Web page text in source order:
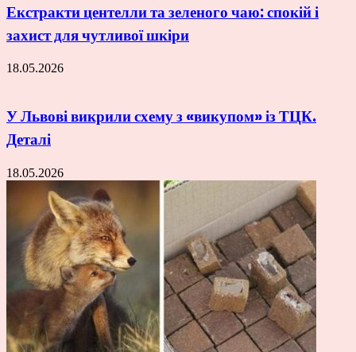
Екстракти центелли та зеленого чаю: спокій і
захист для чутливої шкіри
18.05.2026
У Львові викрили схему з «викупом» із ТЦК.
Деталі
18.05.2026